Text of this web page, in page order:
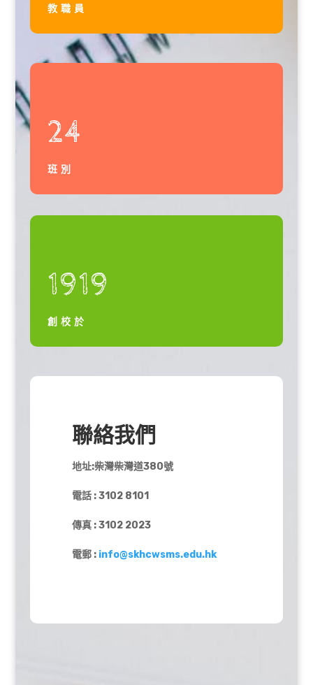
教職員
24
班別
1919
創校於
聯絡我們
地址:柴灣柴灣道380號
電話 : 3102 8101
傳真 : 3102 2023
電郵 : info@skhcwsms.edu.hk